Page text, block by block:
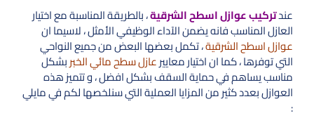
عندتركيب عوازل اسطح الشرقية، بالطريقة المناسبة مع اختيار
العازل المناسب فانه يضمن الآداء الوظيفي الأمثل ، لاسيما ان
عوازل اسطح الشرقية، تكمل بعضها البعض من جميع النواحي
التي توفرها ، كما ان اختيار معاييرعازل سطح مائي الخبربشكل
مناسب يساهم في حماية السقف بشكل افضل ، و تتميز هذه
العوازل بعدد كثير من المزايا العملية التي سنلخصها لكم في مايلي
: